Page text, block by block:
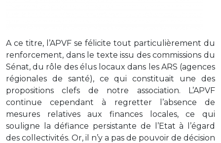
A ce titre, l’APVF se félicite tout particulièrement du
renforcement, dans le texte issu des commissions du
Sénat, du rôle des élus locaux dans les ARS (agences
régionales de santé), ce qui constituait une des
propositions clefs de notre association. L’APVF
continue cependant à regretter l’absence de
mesures relatives aux finances locales, ce qui
souligne la défiance persistante de l’Etat à l’égard
des collectivités. Or, il n’y a pas de pouvoir de décision